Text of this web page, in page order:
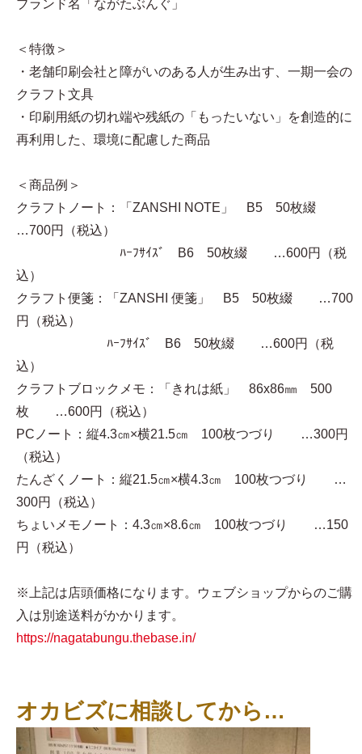
ブランド名「ながたぶんぐ」
＜特徴＞
・老舗印刷会社と障がいのある人が生み出す、一期一会の
クラフト文具
・印刷用紙の切れ端や残紙の「もったいない」を創造的に
再利用した、環境に配慮した商品
＜商品例＞
クラフトノート：「ZANSHI NOTE」 B5 50枚綴
…700円（税込）
ﾊｰﾌｻｲｽﾞ B6 50枚綴 …600円（税
込）
クラフト便箋：「ZANSHI 便箋」 B5 50枚綴 …700
円（税込）
ﾊｰﾌｻｲｽﾞ B6 50枚綴 …600円（税
込）
クラフトブロックメモ：「きれは紙」 86x86㎜ 500
枚 …600円（税込）
PCノート：縦4.3㎝×横21.5㎝ 100枚つづり …300円
（税込）
たんざくノート：縦21.5㎝×横4.3㎝ 100枚つづり …
300円（税込）
ちょいメモノート：4.3㎝×8.6㎝ 100枚つづり …150
円（税込）
※上記は店頭価格になります。ウェブショップからのご購
入は別途送料がかかります。
https://nagatabungu.thebase.in/
オカビズに相談してから…